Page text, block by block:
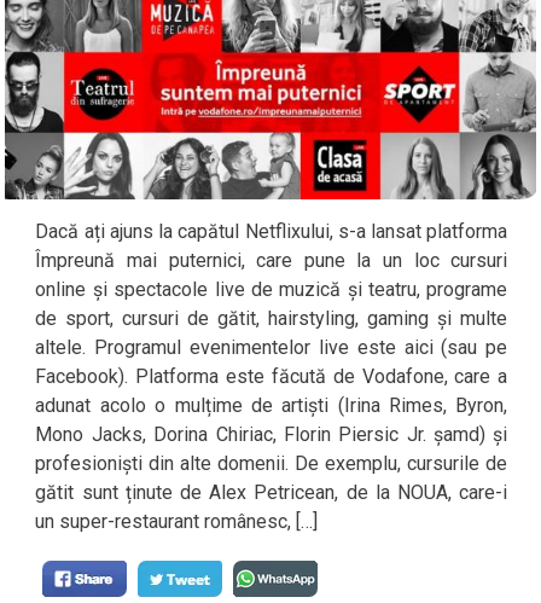
Dacă ați ajuns la capătul Netflixului, s-a lansat platforma
Împreună mai puternici, care pune la un loc cursuri
online și spectacole live de muzică și teatru, programe
de sport, cursuri de gătit, hairstyling, gaming și multe
altele. Programul evenimentelor live este aici (sau pe
Facebook). Platforma este făcută de Vodafone, care a
adunat acolo o mulțime de artiști (Irina Rimes, Byron,
Mono Jacks, Dorina Chiriac, Florin Piersic Jr. șamd) și
profesioniști din alte domenii. De exemplu, cursurile de
gătit sunt ținute de Alex Petricean, de la NOUA, care-i
un super-restaurant românesc, […]